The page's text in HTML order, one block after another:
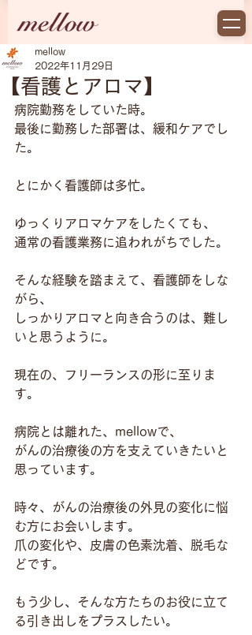
【看護とアロマ】
mellow
2022年11月29日
病院勤務をしていた時。
最後に勤務した部署は、緩和ケアでし
た。
とにかく看護師は多忙。
ゆっくりアロマケアをしたくても、
通常の看護業務に追われがちでした。
そんな経験を踏まえて、看護師をしな
がら、
しっかりアロマと向き合うのは、難し
いと思うように。
現在の、フリーランスの形に至りま
す。
病院とは離れた、mellowで、
がんの治療後の方を支えていきたいと
思っています。
時々、がんの治療後の外見の変化に悩
む方にお会いします。
爪の変化や、皮膚の色素沈着、脱毛な
どです。
もう少し、そんな方たちのお役に立て
る引き出しをプラスしたい。